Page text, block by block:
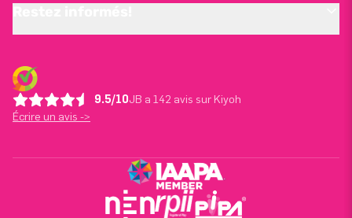
9.5/10JB a 142 avis sur Kiyoh
Écrire un avis ->